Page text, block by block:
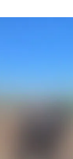
НА ВІЙНІ,